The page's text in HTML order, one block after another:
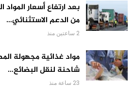
بعد ارتفاع أسعار
من الدعم الاستثنائي…
2 ساعتين منذ
مواد غذائية مجهولة
شاحنة لنقل البضائع…
23 ساعة منذ